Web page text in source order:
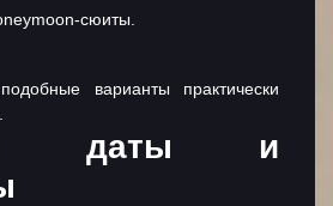
сюиты.
варианты практически
даты и